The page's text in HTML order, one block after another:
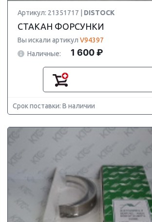
Артикул: 21351717 | DISTOCK
СТАКАН ФОРСУНКИ
Вы искали артикул V94397
Наличные:
1 600 ₽
Срок поставки: В наличии